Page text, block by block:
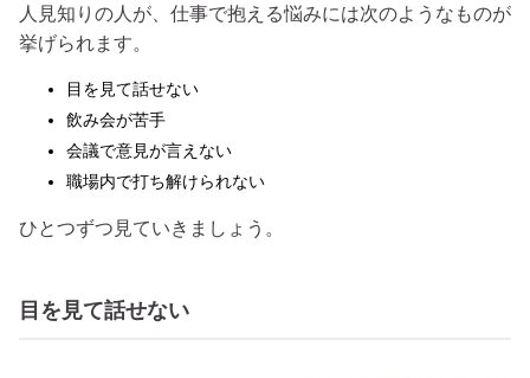
人見知りの人が、仕事で抱える悩みには次のようなものが
挙げられます。
目を見て話せない
飲み会が苦手
会議で意見が言えない
職場内で打ち解けられない
ひとつずつ見ていきましょう。
目を見て話せない